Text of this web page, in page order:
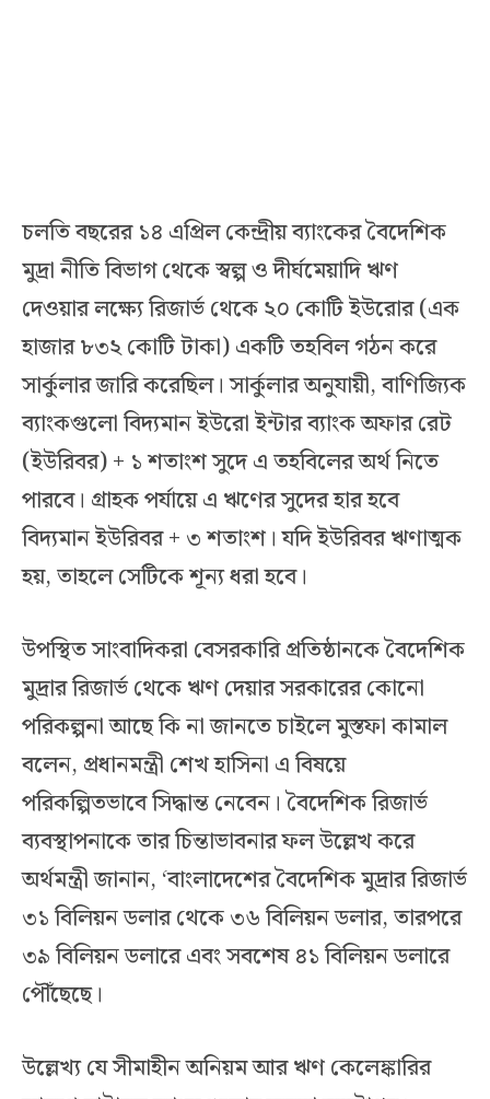
চলতি বছরের ১৪ এপ্রিল কেন্দ্রীয় ব্যাংকের বৈদেশিক
মুদ্রা নীতি বিভাগ থেকে স্বল্প ও দীর্ঘমেয়াদি ঋণ
দেওয়ার লক্ষ্যে রিজার্ভ থেকে ২০ কোটি ইউরোর (এক
হাজার ৮৩২ কোটি টাকা) একটি তহবিল গঠন করে
সার্কুলার জারি করেছিল। সার্কুলার অনুযায়ী, বাণিজ্যিক
ব্যাংকগুলো বিদ্যমান ইউরো ইন্টার ব্যাংক অফার রেট
(ইউরিবর) + ১ শতাংশ সুদে এ তহবিলের অর্থ নিতে
পারবে। গ্রাহক পর্যায়ে এ ঋণের সুদের হার হবে
বিদ্যমান ইউরিবর + ৩ শতাংশ। যদি ইউরিবর ঋণাত্মক
হয়, তাহলে সেটিকে শূন্য ধরা হবে।
উপস্থিত সাংবাদিকরা বেসরকারি প্রতিষ্ঠানকে বৈদেশিক
মুদ্রার রিজার্ভ থেকে ঋণ দেয়ার সরকারের কোনো
পরিকল্পনা আছে কি না জানতে চাইলে মুস্তফা কামাল
বলেন, প্রধানমন্ত্রী শেখ হাসিনা এ বিষয়ে
পরিকল্পিতভাবে সিদ্ধান্ত নেবেন। বৈদেশিক রিজার্ভ
ব্যবস্থাপনাকে তার চিন্তাভাবনার ফল উল্লেখ করে
অর্থমন্ত্রী জানান, ‘বাংলাদেশের বৈদেশিক মুদ্রার রিজার্ভ
৩১ বিলিয়ন ডলার থেকে ৩৬ বিলিয়ন ডলার, তারপরে
৩৯ বিলিয়ন ডলারে এবং সবশেষ ৪১ বিলিয়ন ডলারে
পৌঁছেছে।
উল্লেখ্য যে সীমাহীন অনিয়ম আর ঋণ কেলেঙ্কারির